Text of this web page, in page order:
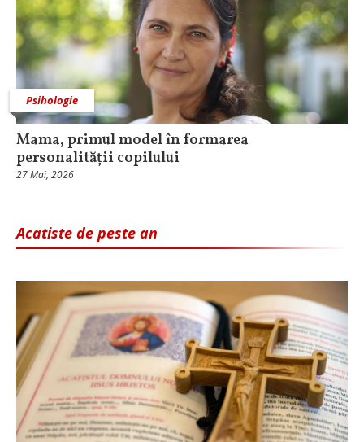
Psihologie
Mama, primul model în formarea
personalității copilului
27 Mai, 2026
Acatiste de peste an